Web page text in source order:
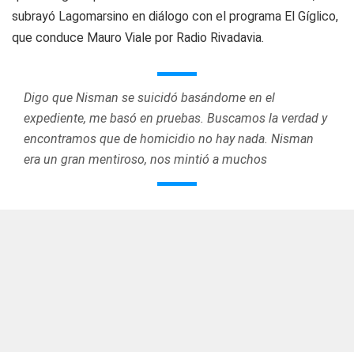
subrayó Lagomarsino en diálogo con el programa El Gíglico,
que conduce Mauro Viale por Radio Rivadavia.
Digo que Nisman se suicidó basándome en el
expediente, me basó en pruebas. Buscamos la verdad y
encontramos que de homicidio no hay nada. Nisman
era un gran mentiroso, nos mintió a muchos